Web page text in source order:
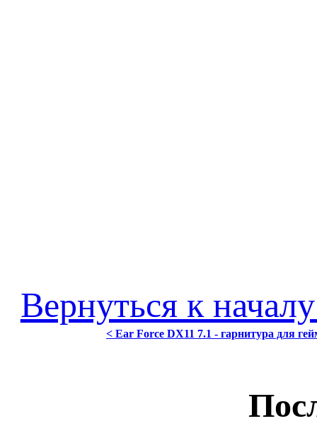
Вернуться к
< Ear Force DX11 7.1 - гарнитура для